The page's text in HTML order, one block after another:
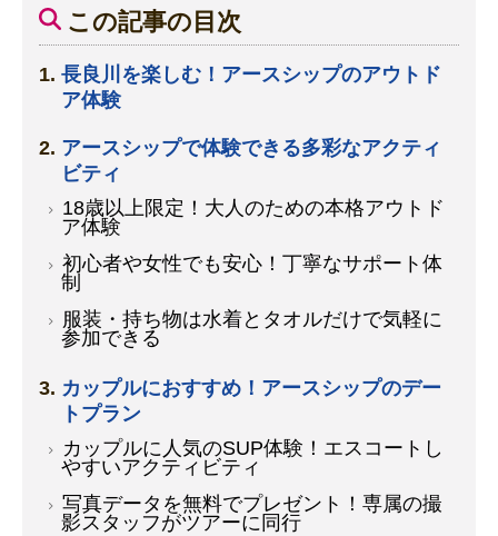
この記事の目次
長良川を楽しむ！アースシップのアウトド
ア体験
アースシップで体験できる多彩なアクティ
ビティ
18歳以上限定！大人のための本格アウトド
ア体験
初心者や女性でも安心！丁寧なサポート体
制
服装・持ち物は水着とタオルだけで気軽に
参加できる
カップルにおすすめ！アースシップのデー
トプラン
カップルに人気のSUP体験！エスコートし
やすいアクティビティ
写真データを無料でプレゼント！専属の撮
影スタッフがツアーに同行